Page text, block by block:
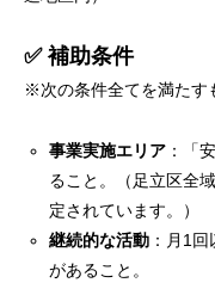
✅ 補助条件
※次の条件全てを満たす
事業実施エリア ：「
ること。（足立区全
定されています。）
継続的な活動 ：月1
があること。